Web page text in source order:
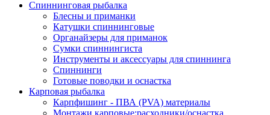
Спиннинговая рыбалка
Блесны и приманки
Катушки спиннинговые
Органайзеры для приманок
Сумки спиннингиста
Инструменты и аксессуары для спиннинга
Спиннинги
Готовые поводки и оснастка
Карповая рыбалка
Карпфишинг - ПВА (PVA) материалы
Монтажи карповые:расходники/оснастка